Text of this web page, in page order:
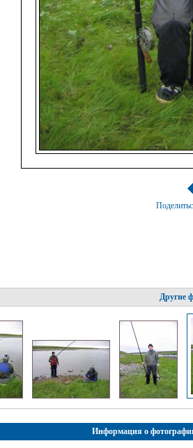
Другие
Информация о